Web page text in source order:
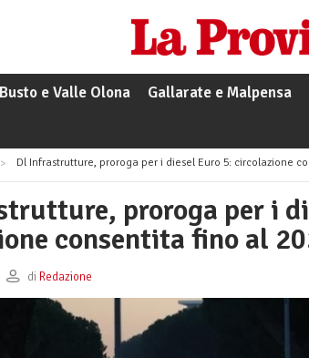
Busto e Valle Olona Gallarate e Malpensa
Dl Infrastrutture, proroga per i diesel Euro 5: circolazione
proroga per i
consentita fino al
di Redazione